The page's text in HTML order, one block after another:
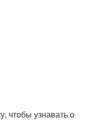
чтобы узнавать о